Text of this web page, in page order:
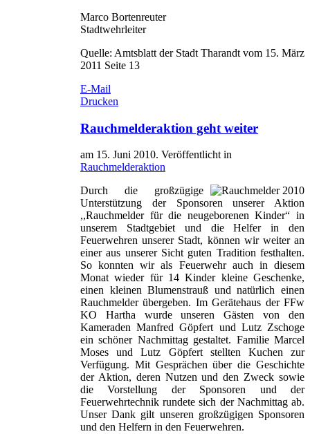
Marco Bortenreuter
Stadtwehrleiter
Quelle: Amtsblatt der Stadt Tharandt vom 15. März
2011 Seite 13
E-Mail
Drucken
Rauchmelderaktion geht weiter
am 15. Juni 2010. Veröffentlicht in
Rauchmelderaktion
Durch die großzügige
Unterstützung der Sponsoren unserer Aktion
,,Rauchmelder für die neugeborenen Kinder“ in
unserem Stadtgebiet und die Helfer in den
Feuerwehren unserer Stadt, können wir weiter an
einer aus unserer Sicht guten Tradition festhalten.
So konnten wir als Feuerwehr auch in diesem
Monat wieder für 14 Kinder kleine Geschenke,
einen kleinen Blumenstrauß und natürlich einen
Rauchmelder übergeben. Im Gerätehaus der FFw
KO Hartha wurde unseren Gästen von den
Kameraden Manfred Göpfert und Lutz Zschoge
ein schöner Nachmittag gestaltet. Familie Marcel
Moses und Lutz Göpfert stellten Kuchen zur
Verfügung. Mit Gesprächen über die Geschichte
der Aktion, deren Nutzen und den Zweck sowie
die Vorstellung der Sponsoren und der
Feuerwehrtechnik rundete sich der Nachmittag ab.
Unser Dank gilt unseren großzügigen Sponsoren
und den Helfern in den Feuerwehren.